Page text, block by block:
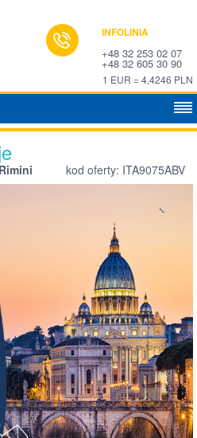
INFOLINIA
+48 32 253 02 07
+48 32 605 30 90
1 EUR = 4,4246 PLN
kod oferty: ITA9075ABV